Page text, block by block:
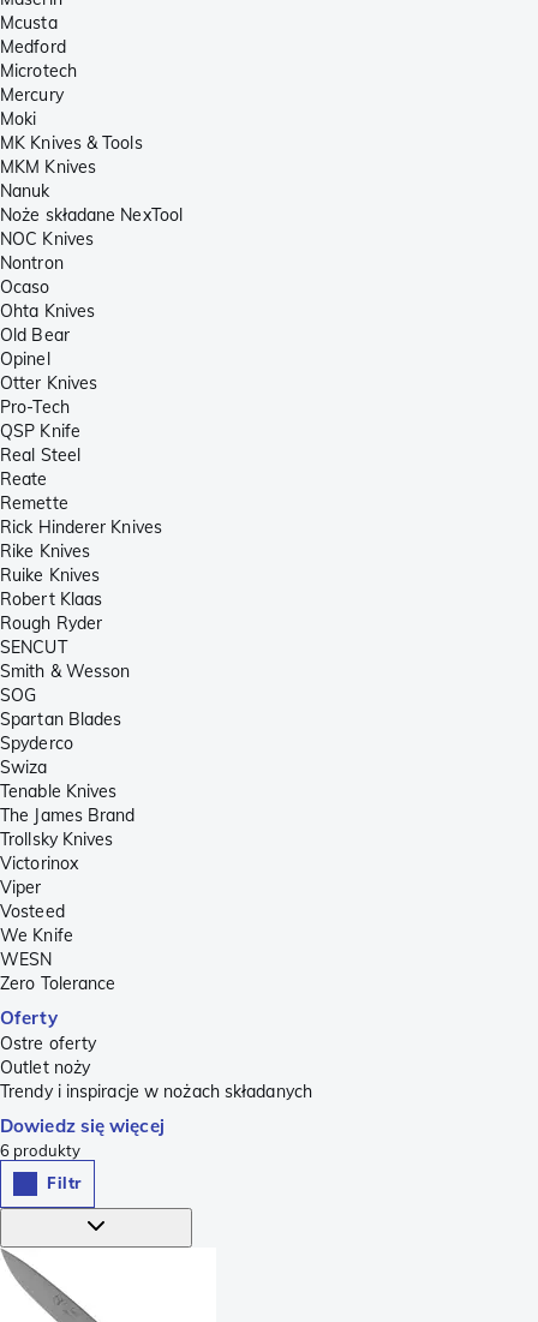
Mcusta
Medford
Microtech
Mercury
Moki
MK Knives & Tools
MKM Knives
Nanuk
Noże składane NexTool
NOC Knives
Nontron
Ocaso
Ohta Knives
Old Bear
Opinel
Otter Knives
Pro-Tech
QSP Knife
Real Steel
Reate
Remette
Rick Hinderer Knives
Rike Knives
Ruike Knives
Robert Klaas
Rough Ryder
SENCUT
Smith & Wesson
SOG
Spartan Blades
Spyderco
Swiza
Tenable Knives
The James Brand
Trollsky Knives
Victorinox
Viper
Vosteed
We Knife
WESN
Zero Tolerance
Oferty
Ostre oferty
Outlet noży
Trendy i inspiracje w nożach składanych
Dowiedz się więcej
6 produkty
Filtr